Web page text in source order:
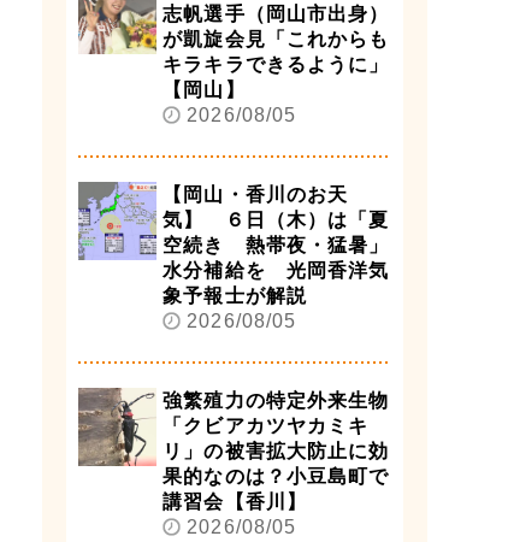
志帆選手（岡山市出身）
が凱旋会見「これからも
キラキラできるように」
【岡山】
2026/08/05
【岡山・香川のお天
気】 ６日（木）は「夏
空続き 熱帯夜・猛暑」
水分補給を 光岡香洋気
象予報士が解説
2026/08/05
強繁殖力の特定外来生物
「クビアカツヤカミキ
リ」の被害拡大防止に効
果的なのは？小豆島町で
講習会【香川】
2026/08/05